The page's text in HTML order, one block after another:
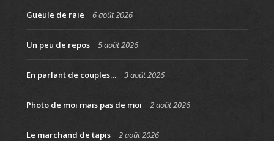
Gueule de raie 6 août 2026
Un peu de repos 5 août 2026
En parlant de couples… 3 août 2026
Photo de moi mais pas de moi 2 août 2026
Le marchand de tapis 2 août 2026